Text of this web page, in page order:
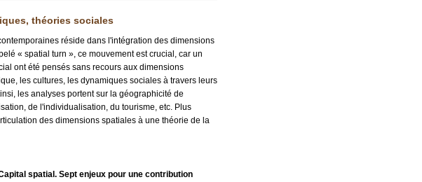
théories sociales
réside dans l'intégration des dimensions
« spatial turn », ce mouvement est crucial, car un
ont été pensés sans recours aux dimensions
les cultures, les dynamiques sociales à travers leurs
les analyses portent sur la géographicité de
de l'individualisation, du tourisme, etc. Plus
des dimensions spatiales à une théorie de la
spatial. Sept enjeux pour une contribution